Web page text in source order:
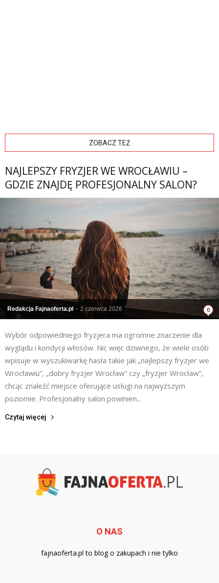
ZOBACZ TEŻ
NAJLEPSZY FRYZJER WE WROCŁAWIU –
GDZIE ZNAJDĘ PROFESJONALNY SALON?
Redakcja Fajnaoferta.pl - 2 czerwca 2026 0
Wybór odpowiedniego fryzjera ma ogromne znaczenie dla
wyglądu i kondycji włosów. Nic więc dziwnego, że wiele osób
wpisuje w wyszukiwarkę hasła takie jak „najlepszy fryzjer we
Wrocławiu”, „dobry fryzjer Wrocław” czy „fryzjer Wrocław”,
chcąc znaleźć miejsce oferujące usługi na najwyższym
poziomie. Profesjonalny salon powinien...
Czytaj więcej
O NAS
fajnaoferta.pl to blog o zakupach i nie tylko